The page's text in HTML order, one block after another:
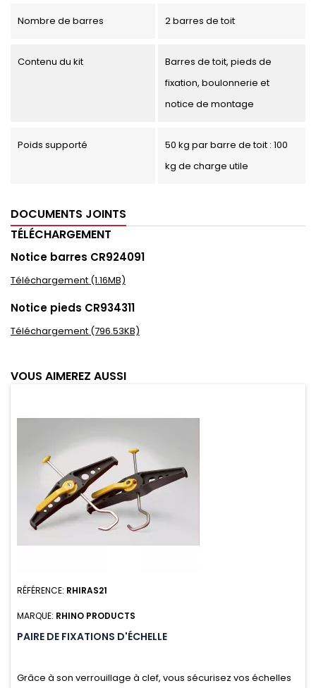
Nombre de barres 2 barres de toit
Contenu du kit
Barres de toit, pieds de
fixation, boulonnerie et
notice de montage
Poids supporté
50 kg par barre de toit : 100
kg de charge utile
DOCUMENTS JOINTS
TÉLÉCHARGEMENT
Notice barres CR924091
Téléchargement (1.16MB)
Notice pieds CR934311
Téléchargement (796.53KB)
VOUS AIMEREZ AUSSI
RÉFÉRENCE: RHIRAS21
MARQUE: RHINO PRODUCTS
PAIRE DE FIXATIONS D'ÉCHELLE
Grâce à son verrouillage à clef, vous sécurisez vos échelles